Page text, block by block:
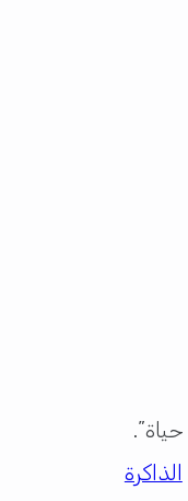
“مشروع حياة”.
الذاكرة